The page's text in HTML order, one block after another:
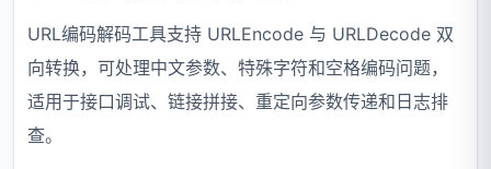
URL编码解码工具支持 URLEncode 与 URLDecode 双
向转换，可处理中文参数、特殊字符和空格编码问题，
适用于接口调试、链接拼接、重定向参数传递和日志排
查。